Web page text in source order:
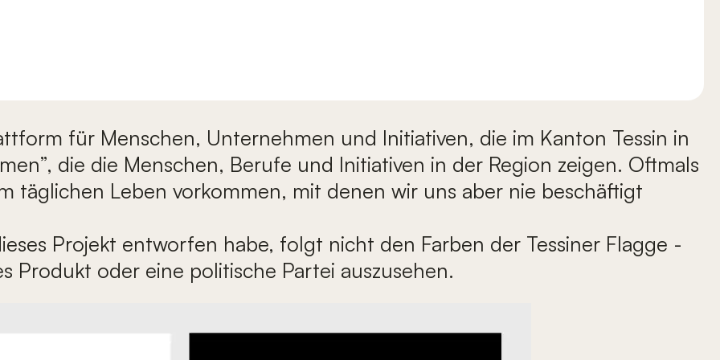
für Menschen, Unternehmen und Initiativen, die im Kanton Tessin in
die die Menschen, Berufe und Initiativen in der Region zeigen. Oftmals
täglichen Leben vorkommen, mit denen wir uns aber nie beschäftigt
Projekt entworfen habe, folgt nicht den Farben der Tessiner Flagge -
Produkt oder eine politische Partei auszusehen.